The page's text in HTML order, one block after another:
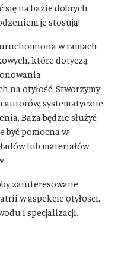
na bazie dobrych
je stosują!
w ramach
które dotyczą
na otyłość. Stworzymy
systematyczne
Baza będzie służyć
być pomocna w
lub materiałów
zainteresowane
w aspekcie otyłości,
i specjalizacji.